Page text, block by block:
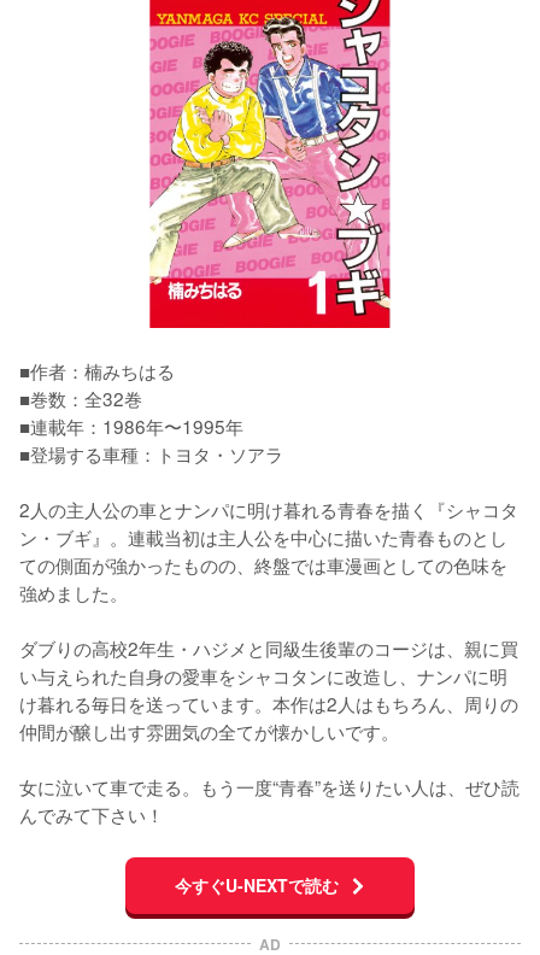
■作者：楠みちはる
■巻数：全32巻
■連載年：1986年〜1995年
■登場する車種：トヨタ・ソアラ
2人の主人公の車とナンパに明け暮れる青春を描く『シャコタ
ン・ブギ』。連載当初は主人公を中心に描いた青春ものとし
ての側面が強かったものの、終盤では車漫画としての色味を
強めました。
ダブりの高校2年生・ハジメと同級生後輩のコージは、親に買
い与えられた自身の愛車をシャコタンに改造し、ナンパに明
け暮れる毎日を送っています。本作は2人はもちろん、周りの
仲間が醸し出す雰囲気の全てが懐かしいです。
女に泣いて車で走る。もう一度“青春”を送りたい人は、ぜひ読
んでみて下さい！
今すぐU-NEXTで読む
AD